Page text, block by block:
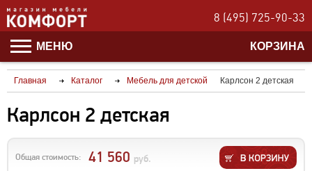
8 (495) 725-90-33
МЕНЮ КОРЗИНА
Главная Каталог Мебель для детской Карлсон 2 детская
Карлсон 2 детская
Общая стоимость: 41 560 руб.